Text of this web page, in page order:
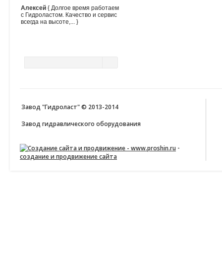
Алексей { Долгое время работаем
с Гидроластом. Качество и сервис
всегда на высоте,... }
Завод "Гидроласт" © 2013-2014
Завод гидравлического оборудования
-
создание и продвижение сайта